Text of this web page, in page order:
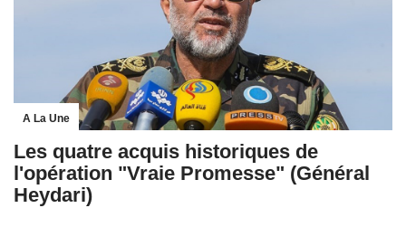
A La Une
Les quatre acquis historiques de
l'opération "Vraie Promesse" (Général
Heydari)